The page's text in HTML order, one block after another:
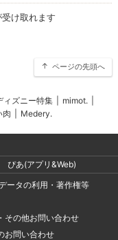
け取れます
ページの先頭へ
ィズニー特集 mimot.
肉 Medery.
ぴあ(アプリ&Web)
ータの利用・著作権等
その他お問い合わせ
お問い合わせ